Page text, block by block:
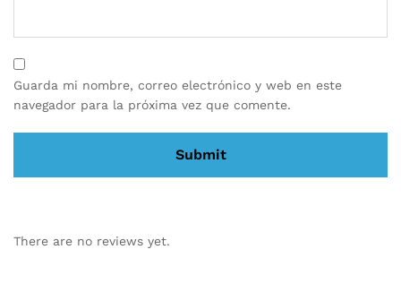
Guarda mi nombre, correo electrónico y web en este
navegador para la próxima vez que comente.
There are no reviews yet.